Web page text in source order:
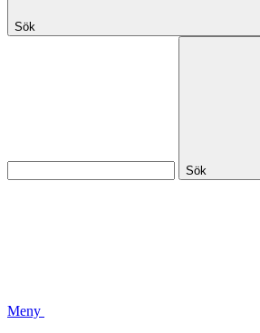
Sök
Sök
Meny